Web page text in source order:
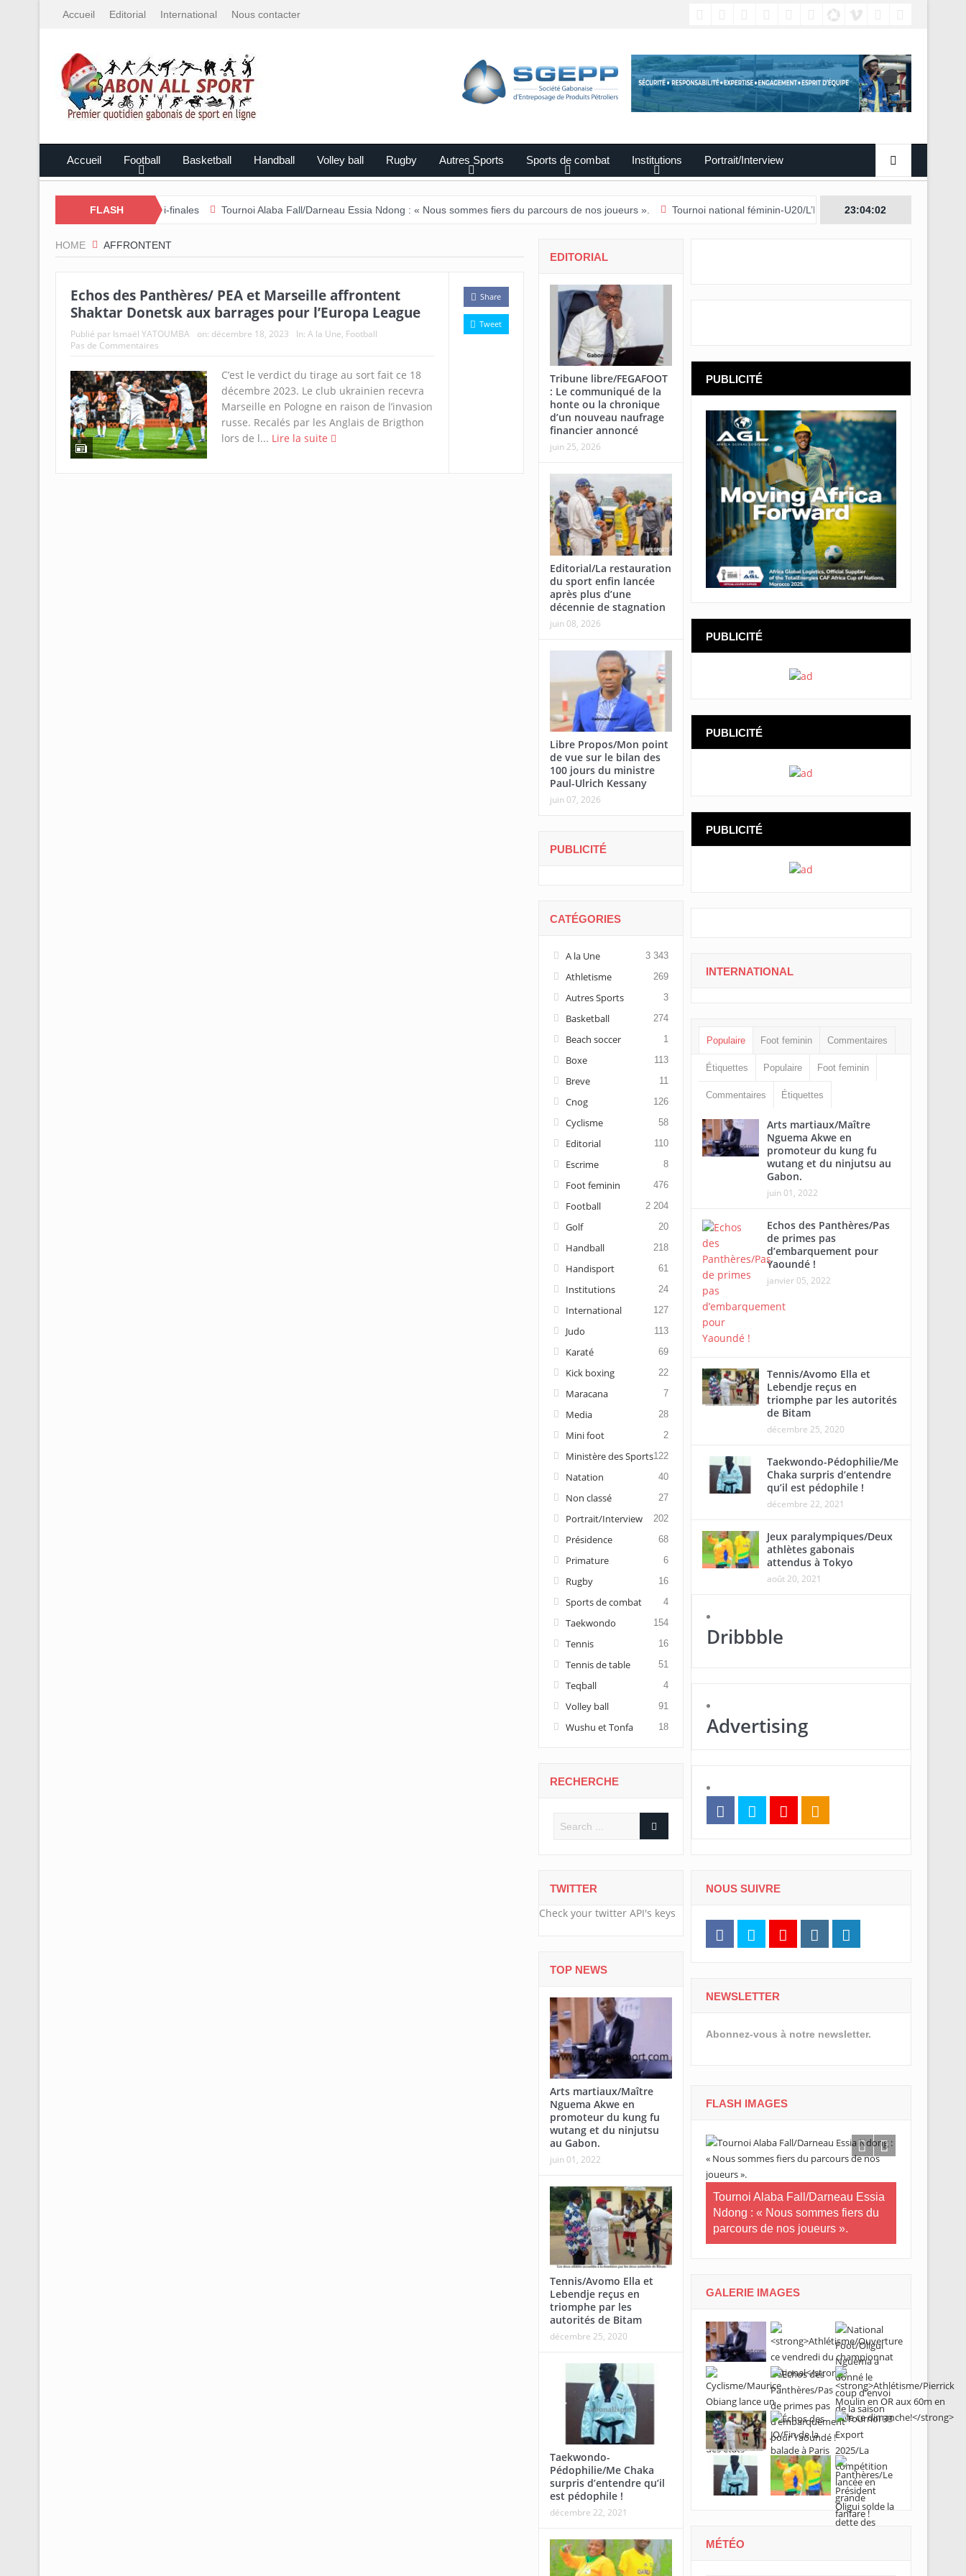
Accueil Editorial International Nous contacter
Accueil Football Basketball Handball Volley ball Rugby Autres Sports Sports de combat Institutions Portrait/Interview
FLASH
l’Estuaire en demi-finales Tournoi Alaba Fall/Darneau Essia Ndong : « Nous sommes fiers du parcours de nos joueurs ». Tournoi national féminin-U20/L’Estuaire première équipe qualifiée pour les
23:04:03
HOME AFFRONTENT
Echos des Panthères/ PEA et Marseille affrontent
Shaktar Donetsk aux barrages pour l’Europa League
Publié par Ismaël YATOUMBA on: décembre 18, 2023 In: A la Une, Football
Pas de Commentaires
C’est le verdict du tirage au sort fait ce 18
décembre 2023. Le club ukrainien recevra
Marseille en Pologne en raison de l’invasion
russe. Recalés par les Anglais de Brigthon
lors de l... Lire la suite
Share
Tweet
EDITORIAL
Tribune libre/FEGAFOOT
: Le communiqué de la
honte ou la chronique
d’un nouveau naufrage
financier annoncé
juin 25, 2026
Editorial/La restauration
du sport enfin lancée
après plus d’une
décennie de stagnation
juin 08, 2026
Libre Propos/Mon point
de vue sur le bilan des
100 jours du ministre
Paul-Ulrich Kessany
juin 07, 2026
PUBLICITÉ
CATÉGORIES
A la Une 3 343
Athletisme 269
Autres Sports 3
Basketball 274
Beach soccer 1
Boxe 113
Breve 11
Cnog 126
Cyclisme 58
Editorial 110
Escrime 8
Foot feminin 476
Football 2 204
Golf 20
Handball 218
Handisport 61
Institutions 24
International 127
Judo 113
Karaté 69
Kick boxing 22
Maracana 7
Media 28
Mini foot 2
Ministère des Sports122
Natation 40
Non classé 27
Portrait/Interview 202
Présidence 68
Primature 6
Rugby 16
Sports de combat 4
Taekwondo 154
Tennis 16
Tennis de table 51
Teqball 4
Volley ball 91
Wushu et Tonfa 18
RECHERCHE
TWITTER
Check your twitter API's keys
TOP NEWS
Arts martiaux/Maître
Nguema Akwe en
promoteur du kung fu
wutang et du ninjutsu
au Gabon.
juin 01, 2022
Tennis/Avomo Ella et
Lebendje reçus en
triomphe par les
autorités de Bitam
décembre 25, 2020
Taekwondo-
Pédophilie/Me Chaka
surpris d’entendre qu’il
est pédophile !
décembre 22, 2021
PUBLICITÉ
PUBLICITÉ
PUBLICITÉ
PUBLICITÉ
INTERNATIONAL
Populaire Foot feminin Commentaires
Étiquettes Populaire Foot feminin
Commentaires Étiquettes
Arts martiaux/Maître
Nguema Akwe en
promoteur du kung fu
wutang et du ninjutsu au
Gabon.
juin 01, 2022
Echos des Panthères/Pas
de primes pas
d’embarquement pour
Yaoundé !
janvier 05, 2022
Tennis/Avomo Ella et
Lebendje reçus en
triomphe par les autorités
de Bitam
décembre 25, 2020
Taekwondo-Pédophilie/Me
Chaka surpris d’entendre
qu’il est pédophile !
décembre 22, 2021
Jeux paralympiques/Deux
athlètes gabonais
attendus à Tokyo
août 20, 2021
Dribbble
Advertising
NOUS SUIVRE
NEWSLETTER
Abonnez-vous à notre newsletter.
FLASH IMAGES
Woleu-Ntem rejoint l’Estuaire en
demi-finales
Tournoi Alaba Fall/Darneau Essia
Ndong : « Nous sommes fiers du
parcours de nos joueurs ».
GALERIE IMAGES
MÉTÉO